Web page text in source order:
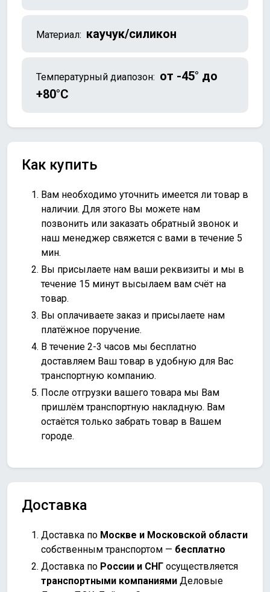
Материал: каучук/силикон
Температурный диапозон: от -45° до
+80°C
Как купить
Вам необходимо уточнить имеется ли товар в
наличии. Для этого Вы можете нам
позвонить или заказать обратный звонок и
наш менеджер свяжется с вами в течение 5
мин.
Вы присылаете нам ваши реквизиты и мы в
течение 15 минут высылаем вам счёт на
товар.
Вы оплачиваете заказ и присылаете нам
платёжное поручение.
В течение 2-3 часов мы бесплатно
доставляем Ваш товар в удобную для Вас
транспортную компанию.
После отгрузки вашего товара мы Вам
пришлём транспортную накладную. Вам
остаётся только забрать товар в Вашем
городе.
Доставка
Доставка по Москве и Московской области
собственным транспортом — бесплатно
Доставка по России и СНГ осуществляется
транспортными компаниями Деловые